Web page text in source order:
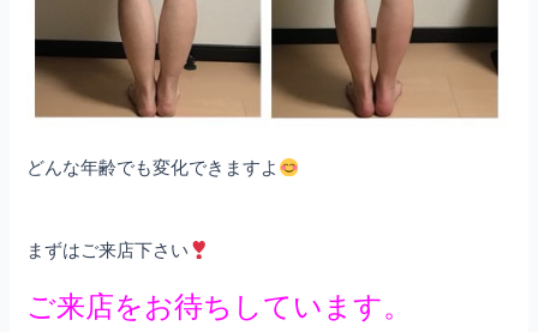
どんな年齢でも変化できますよ
まずはご来店下さい
ご来店をお待ちしています。